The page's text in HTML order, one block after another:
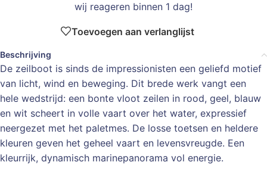
wij reageren binnen 1 dag!
Toevoegen aan verlanglijst
Beschrijving
De zeilboot is sinds de impressionisten een geliefd motief
van licht, wind en beweging. Dit brede werk vangt een
hele wedstrijd: een bonte vloot zeilen in rood, geel, blauw
en wit scheert in volle vaart over het water, expressief
neergezet met het paletmes. De losse toetsen en heldere
kleuren geven het geheel vaart en levensvreugde. Een
kleurrijk, dynamisch marinepanorama vol energie.